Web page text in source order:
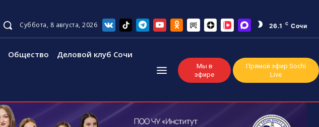
Суббота, 8 августа, 2026 26.1 C Сочи
Общество Деловой клуб Сочи
Мы в
эфире
Прямой эфир Sochi
Live